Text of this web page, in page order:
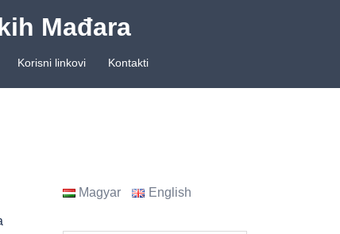
Mađara
Korisni linkovi Kontakti
Magyar English